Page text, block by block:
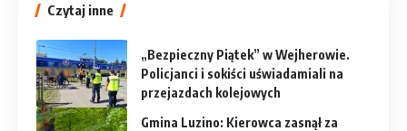
Czytaj inne
„Bezpieczny Piątek” w Wejherowie.
Policjanci i sokiści uświadamiali na
przejazdach kolejowych
Gmina Luzino: Kierowca zasnął za